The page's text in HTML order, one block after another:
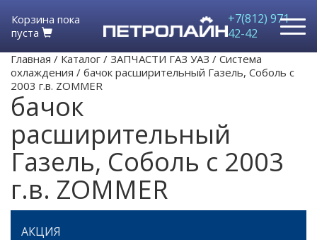
Корзина пока
пуста
+7(812) 971-
42-42
Главная / Каталог / ЗАПЧАСТИ ГАЗ УАЗ / Система
охлаждения / бачок расширительный Газель, Соболь с
2003 г.в. ZOMMER
бачок
расширительный
Газель, Соболь с 2003
г.в. ZOMMER
АКЦИЯ